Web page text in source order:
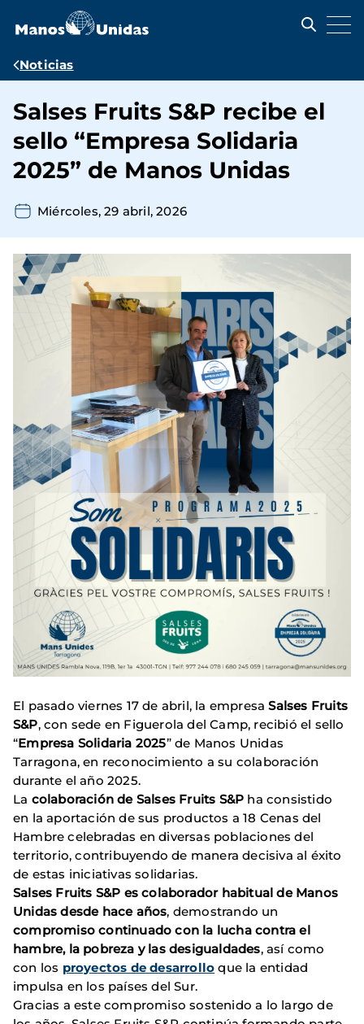
contenido
Ruta
navegación
Noticias
Salses Fruits S&P recibe el
sello “Empresa Solidaria
2025” de Manos Unidas
Miércoles, 29 abril, 2026
El pasado viernes 17 de abril, la empresaSalses Fruits
S&P, con sede en Figuerola del Camp, recibió el sello
“Empresa Solidaria 2025” de Manos Unidas
Tarragona, en reconocimiento a su colaboración
durante el año 2025.
La colaboración de Salses Fruits S&P ha consistido
en la aportación de sus productos a 18 Cenas del
Hambre celebradas en diversas poblaciones del
territorio, contribuyendo de manera decisiva al éxito
de estas iniciativas solidarias.
Salses Fruits S&P es colaborador habitual de Manos
Unidas desde hace años, demostrando un
compromiso continuado con la lucha contra el
hambre, la pobreza y las desigualdades, así como
con los proyectos de desarrollo que la entidad
impulsa en los países del Sur.
Gracias a este compromiso sostenido a lo largo de